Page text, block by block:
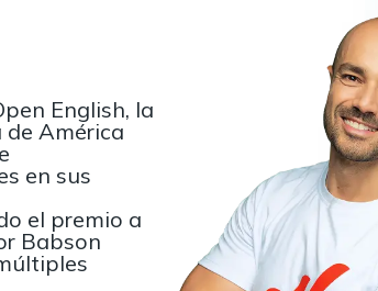
English, la
América
en sus
el premio a
Babson